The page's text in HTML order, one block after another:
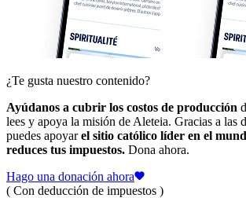
¿Te gusta nuestro contenido?
Ayúdanos a cubrir los costos de producción
lees y apoya la misión de Aleteia. Gracias a las
puedes apoyarel sitio católico líder en el
reduces tus impuestos. Dona ahora.
Hago una donación ahora
( Con deducción de impuestos )